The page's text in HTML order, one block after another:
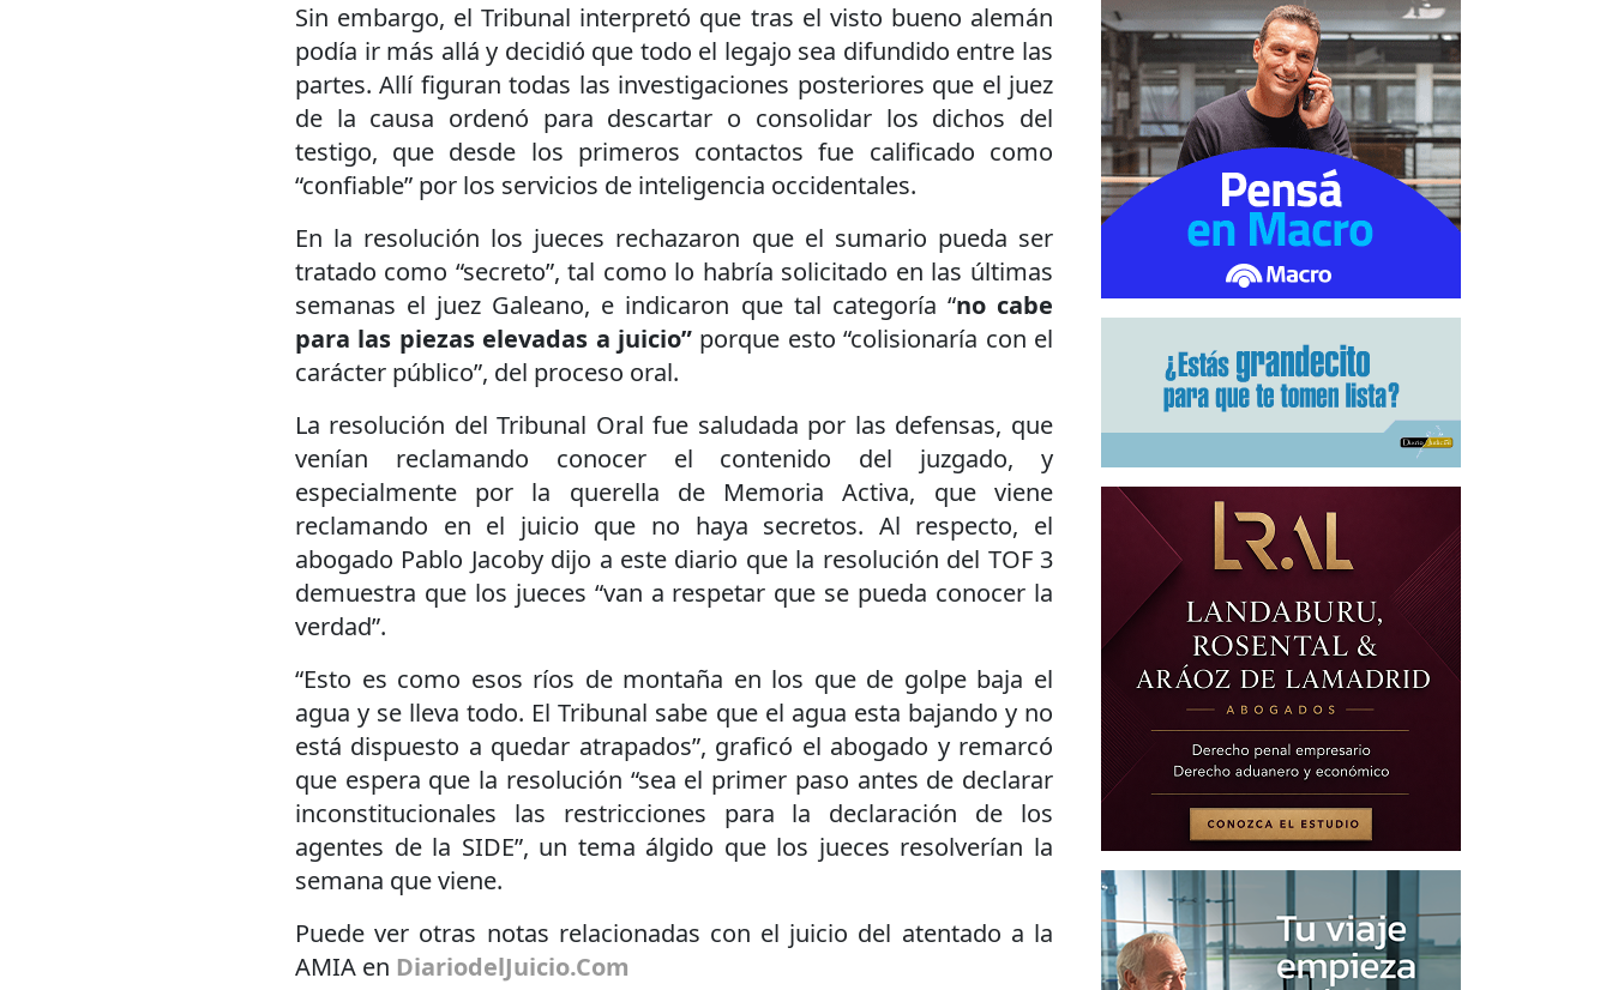
Sin embargo, el Tribunal interpretó que tras el visto bueno alemán
podía ir más allá y decidió que todo el legajo sea difundido entre las
partes. Allí figuran todas las investigaciones posteriores que el juez
de la causa ordenó para descartar o consolidar los dichos del
testigo, que desde los primeros contactos fue calificado como
“confiable” por los servicios de inteligencia occidentales.
En la resolución los jueces rechazaron que el sumario pueda ser
tratado como “secreto”, tal como lo habría solicitado en las últimas
semanas el juez Galeano, e indicaron que tal categoría “no cabe
para las piezas elevadas a juicio”porque esto “colisionaría con el
carácter público”, del proceso oral.
La resolución del Tribunal Oral fue saludada por las defensas, que
venían reclamando conocer el contenido del juzgado, y
especialmente por la querella de Memoria Activa, que viene
reclamando en el juicio que no haya secretos. Al respecto, el
abogado Pablo Jacoby dijo a este diario que la resolución del TOF 3
demuestra que los jueces “van a respetar que se pueda conocer la
verdad”.
“Esto es como esos ríos de montaña en los que de golpe baja el
agua y se lleva todo. El Tribunal sabe que el agua esta bajando y no
está dispuesto a quedar atrapados”, graficó el abogado y remarcó
que espera que la resolución “sea el primer paso antes de declarar
inconstitucionales las restricciones para la declaración de los
agentes de la SIDE”, un tema álgido que los jueces resolverían la
semana que viene.
Puede ver otras notas relacionadas con el juicio del atentado a la
AMIA en DiariodelJuicio.Com